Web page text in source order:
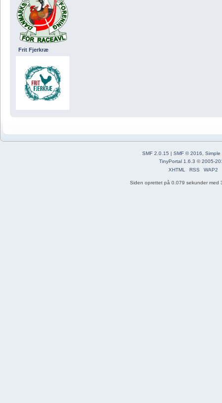
Frit Fjerkræ
SMF 2.0.15 | SMF © 2016
Simple
TinyPortal 1.6.3 ©2005-
XHTML
RSS WAP2
Siden oprettet på 0.079 sekunder med